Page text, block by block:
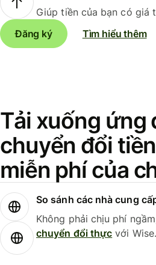
Giúp tiền của bạn có giá
Đăng ký
Tìm hiểu thêm
Tải xuống ứng
chuyển đổi
miễn phí của
So sánh các nhà cung
Không phải chịu phí
chuyển đổi thực với Wise.